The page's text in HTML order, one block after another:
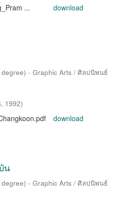
... download
- Graphic Arts / ศิลปนิพนธ์
, 1992)
download
น
- Graphic Arts / ศิลปนิพนธ์